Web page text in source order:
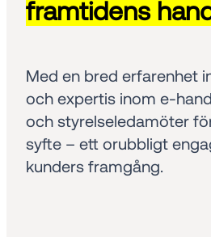
framtidens
Med en bred erfarenhet
och expertis inom e-
och styrelseledamöter
syfte – ett orubbligt
kunders framgång.